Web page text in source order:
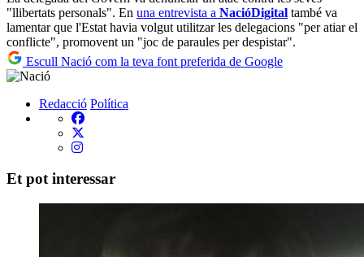
"llibertats personals". En una entrevista a NacióDigital també va
lamentar que l'Estat havia volgut utilitzar les delegacions "per atiar el
conflicte", promovent un "joc de paraules per despistar".
Escull Nació com la teva font preferida de Google
Redacció Política
Et pot interessar